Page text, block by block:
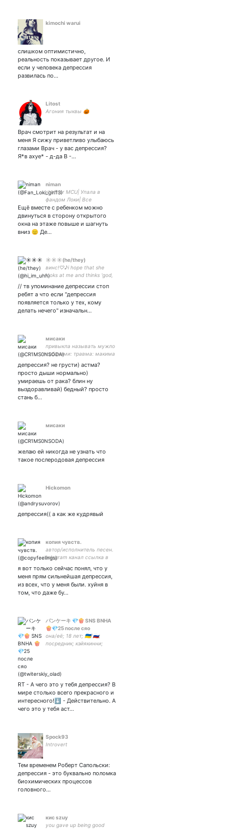
kimochi warui
слишком оптимистично,
реальность показывает другое. И
если у человека депрессия
развилась по…
Litost
Агония тыквы 🎃
Врач смотрит на результат и на
меня Я сижу приветливо улыбаюсь
глазами Врач - у вас депрессия?
Я*в ахуе* - д-да В -…
niman
she/her MCU| Упала в
фандом Локи| Все
циклично| Отключаюсь от
мира Влюбилась в Энканто
закрытка
Ещё вместе с ребенком можно
двинуться в сторону открытого
окна на этаже повыше и шагнуть
вниз 😑 Де…
☀️☀️☀️(he/they)
винс!♡♪i hope that she
looks at me and thinks 'god,
pretty...'♪♡индикаторы
тона и тв/кв!!♡пытаюсь
быть комфортным♡
// тв упоминание депрессии стоп
ребят а что если "депрессия
появляется только у тех, кому
делать нечего" изначальн…
мисаки
привыкла называть мужло
собаками: травма: макима
кини маска: макима кини ;
🖤 ты красива словно
фьорд ;
депрессия? не грусти) астма?
просто дыши нормально)
умираешь от рака? блин ну
выздоравливай) бедный? просто
стань б…
мисаки
желаю ей никогда не узнать что
такое послеродовая депрессия
Hickomon
депрессия(( а как же кудрявый
копия чувств.
автор/исполнитель песен.
telegram канал ссылка в
я вот только сейчас понял, что у
меня прям сильнейшая депрессия,
из всех, что у меня были. хуйня в
том, что даже бу…
パンケーキ 💎🍿 SNS BNHA
🍿💎25 после сяо
она/её; 18 лет; 🇺🇦/🇷🇺;
посредник; кэйякинни;
RT - А чего это у тебя депрессия? В
мире столько всего прекрасного и
интересного!⬇️ - Действительно. А
чего это у тебя аст…
Spock93
Introvert
Тем временем Роберт Сапольски:
депрессия - это буквально поломка
биохимических процессов
головного…
кис szuy
you gave up being good